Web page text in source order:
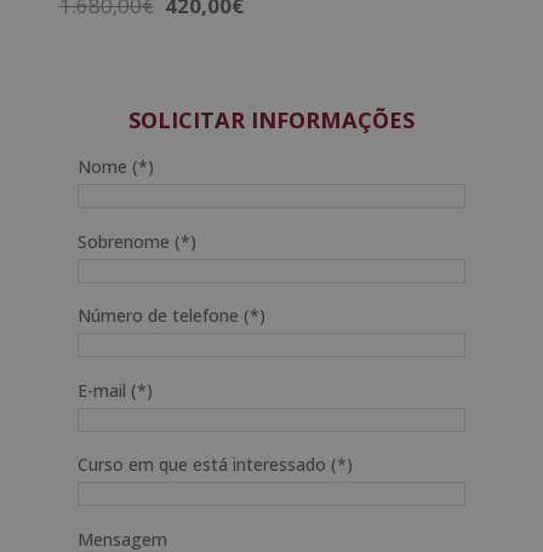
1.680,00€
1.680,00€.
420,00€
420,00€.
SOLICITAR INFORMAÇÕES
Nome (*)
Sobrenome (*)
Número de telefone (*)
E-mail (*)
Curso em que está interessado (*)
Mensagem